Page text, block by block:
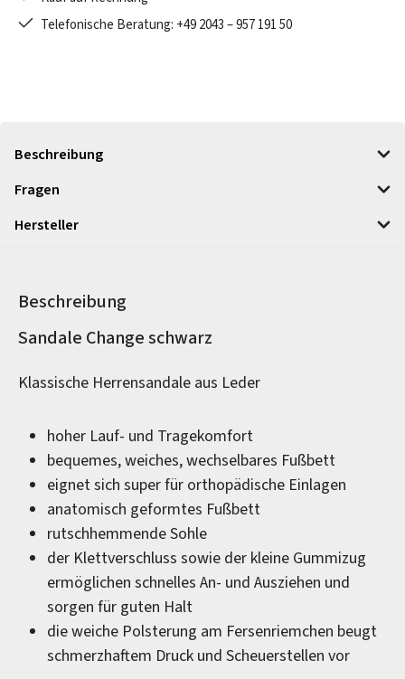
Telefonische Beratung: +49 2043 – 957 191 50
Beschreibung
Fragen
Hersteller
Beschreibung
Produktinformationen
Sandale Change schwarz
Klassische Herrensandale aus Leder
hoher Lauf- und Tragekomfort
bequemes, weiches, wechselbares Fußbett
eignet sich super für orthopädische Einlagen
anatomisch geformtes Fußbett
rutschhemmende Sohle
der Klettverschluss sowie der kleine Gummizug
ermöglichen schnelles An- und Ausziehen und
sorgen für guten Halt
die weiche Polsterung am Fersenriemchen beugt
schmerzhaftem Druck und Scheuerstellen vor